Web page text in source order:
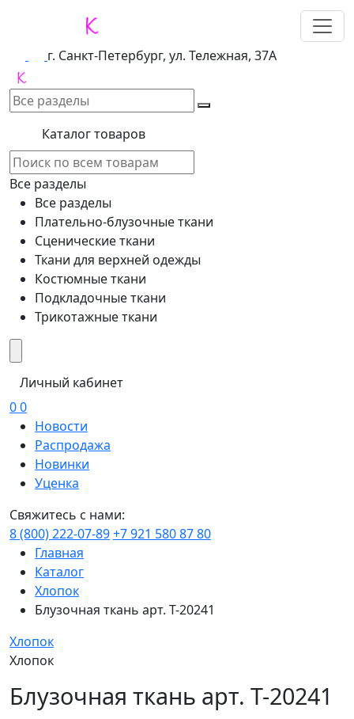
г. Санкт-Петербург, ул. Тележная, 37А
Каталог товаров
Все разделы
Все разделы
Плательно-блузочные ткани
Сценические ткани
Ткани для верхней одежды
Костюмные ткани
Подкладочные ткани
Трикотажные ткани
Личный кабинет
00
Новости
Распродажа
Новинки
Уценка
Свяжитесь с нами:
8 (800) 222-07-89+7 921 580 87 80
Главная
Каталог
Хлопок
Блузочная ткань арт. Т-20241
Хлопок
Хлопок
Блузочная ткань арт. Т-20241